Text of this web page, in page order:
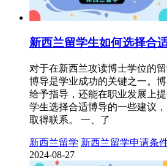
新西兰留学生如何选择合
对于在新西兰攻读博士学位的
博导是学业成功的关键之一。
给予指导，还能在职业发展上
学生选择合适博导的一些建议
取得联系。 一、了
新西兰留学 新西兰留学申请条
2024-08-27